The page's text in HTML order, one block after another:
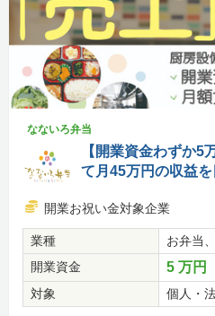
なないろ弁当
【開業資金わずか5
て月45万円の収益
開業お祝い金対象企業
業種
お弁当
開業資金
5 万円
対象 個人・